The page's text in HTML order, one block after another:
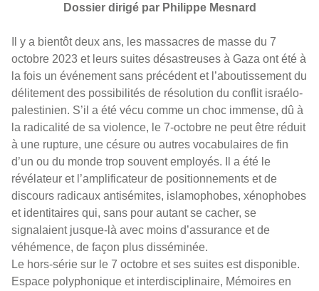
Dossier dirigé par Philippe Mesnard
Il y a bientôt deux ans, les massacres de masse du 7
octobre 2023 et leurs suites désastreuses à Gaza ont été à
la fois un événement sans précédent et l’aboutissement du
délitement des possibilités de résolution du conflit israélo-
palestinien. S’il a été vécu comme un choc immense, dû à
la radicalité de sa violence, le 7-octobre ne peut être réduit
à une rupture, une césure ou autres vocabulaires de fin
d’un ou du monde trop souvent employés. Il a été le
révélateur et l’amplificateur de positionnements et de
discours radicaux antisémites, islamophobes, xénophobes
et identitaires qui, sans pour autant se cacher, se
signalaient jusque-là avec moins d’assurance et de
véhémence, de façon plus disséminée.
Le hors-série sur le 7 octobre et ses suites est disponible.
Espace polyphonique et interdisciplinaire, Mémoires en